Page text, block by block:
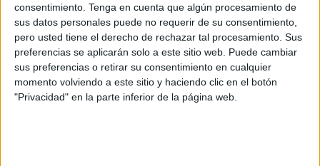
consentimiento. Tenga en cuenta que algún procesamiento de
sus datos personales puede no requerir de su consentimiento,
pero usted tiene el derecho de rechazar tal procesamiento. Sus
preferencias se aplicarán solo a este sitio web. Puede cambiar
sus preferencias o retirar su consentimiento en cualquier
momento volviendo a este sitio y haciendo clic en el botón
"Privacidad" en la parte inferior de la página web.
El Ministerio de Transportes y Movilidad Sostenible, a
través de la Dirección General de la Marina Mercante,
publicaba a mediados de agosto la licitación para